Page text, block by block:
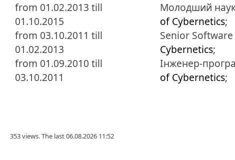
from 01.02.2013 till
01.10.2015
Молодший
of Cybernetics;
from 03.10.2011 till
01.02.2013
Senior Software
Cybernetics;
from 01.09.2010 till
03.10.2011
Інженер-
of Cybernetics;
353 views. The last 06.08.2026 11:52